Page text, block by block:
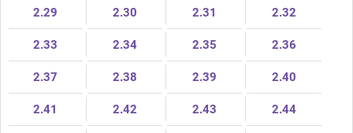
2.29 2.30 2.31 2.32
2.33 2.34 2.35 2.36
2.37 2.38 2.39 2.40
2.41 2.42 2.43 2.44